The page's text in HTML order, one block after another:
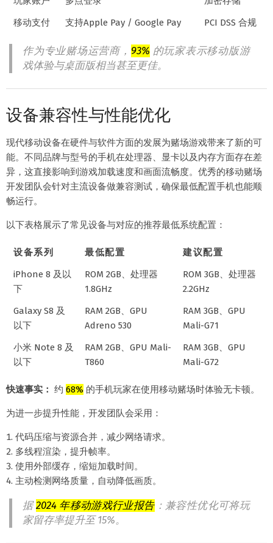
移动支付
支持Apple Pay / Google Pay PCI DSS 合规
作为专业赌场运营商， 93% 的玩家表示移动版游
戏体验与桌面版相当甚至更佳。
设备兼容性与性能优化
现代移动设备在硬件与软件方面的发展为赌场游戏带来了新的可
能。不同品牌与型号的手机在处理器、显卡以及内存方面存在差
异，这直接影响到游戏加载速度和画面流畅度。优秀的移动赌场
开发团队会针对主流设备做兼容测试，确保最低配置手机也能顺
畅运行。
以下表格展示了常见设备与对应的推荐最低系统配置：
设备系列 最低配置
建议配置
iPhone 8 及以
下
ROM 2GB、处理器
1.8GHz
ROM 3GB、处理器
2.2GHz
Galaxy S8 及
以下
RAM 2GB、GPU
Adreno 530
RAM 3GB、GPU
Mali-G71
小米 Note 8 及
以下
RAM 2GB、GPU Mali-
T860
RAM 3GB、GPU
Mali-G72
快速事实： 约 68% 的手机玩家在使用移动赌场时体验无卡顿。
为进一步提升性能，开发团队会采用：
代码压缩与资源合并，减少网络请求。
多线程渲染，提升帧率。
使用外部缓存，缩短加载时间。
主动检测网络质量，自动降低画质。
据2024 年移动游戏行业报告：兼容性优化可将玩
家留存率提升至 15%。